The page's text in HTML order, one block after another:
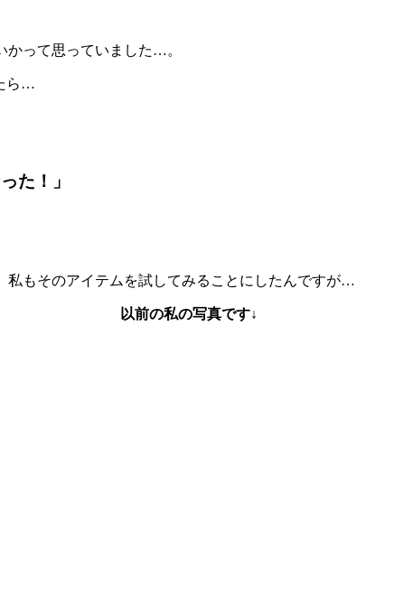
かって思っていました…。
ら…
た！」
私もそのアイテムを試してみることにしたんですが…
以前の私の写真です↓